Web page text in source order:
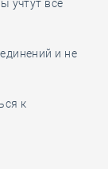
учтут все
и не
к